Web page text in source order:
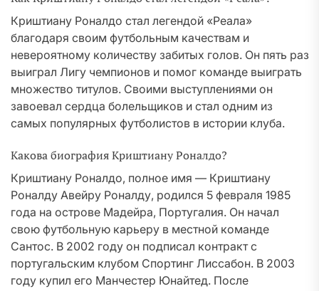
Криштиану Роналдо стал легендой «Реала»
благодаря своим футбольным качествам и
невероятному количеству забитых голов. Он пять раз
выиграл Лигу чемпионов и помог команде выиграть
множество титулов. Своими выступлениями он
завоевал сердца болельщиков и стал одним из
самых популярных футболистов в истории клуба.
Какова биография Криштиану Роналдо?
Криштиану Роналдо, полное имя — Криштиану
Роналду Авейру Роналду, родился 5 февраля 1985
года на острове Мадейра, Португалия. Он начал
свою футбольную карьеру в местной команде
Сантос. В 2002 году он подписал контракт с
португальским клубом Спортинг Лиссабон. В 2003
году купил его Манчестер Юнайтед. После